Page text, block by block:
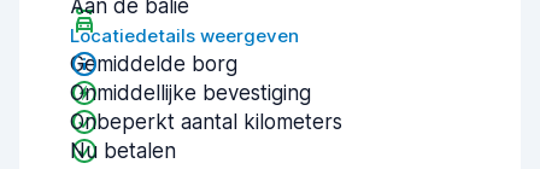
Aan de balie
Locatiedetails weergeven
Gemiddelde borg
Onmiddellijke bevestiging
Onbeperkt aantal kilometers
Nu betalen